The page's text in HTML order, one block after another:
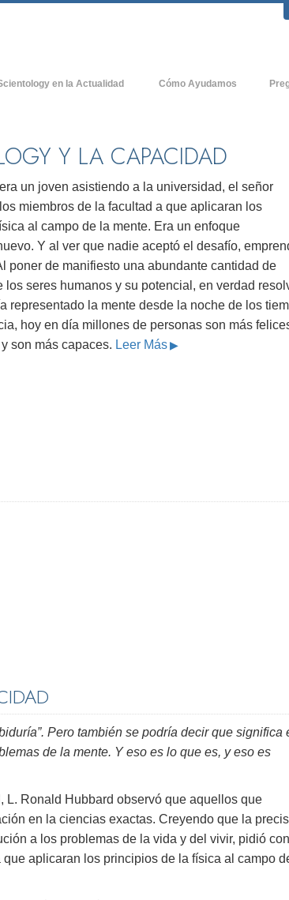
en la Actualidad
en Tierra de Flag
Scientology al Mundo
Miscavige - Líder Eclesiástico de
Cómo Ayudamos
La
Y LA CAPACIDAD
un joven asistiendo a la universidad, el señor
miembros de la facultad a que aplicaran los
al campo de la mente. Era un enfoque
Y al ver que nadie aceptó el desafío,
poner de manifiesto una abundante cantidad de
los seres humanos y su potencial, en verdad
representado la mente desde la noche de los
hoy en día millones de personas son más
son más capaces. Leer Más
Pero también se podría decir que significa
de la mente. Y eso es lo que es, y eso es
Ronald Hubbard observó que aquellos que
en la ciencias exactas. Creyendo que la
a los problemas de la vida y del vivir, pidió con
aplicaran los principios de la física al campo